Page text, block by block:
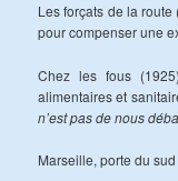
Les forçats de la
pour compenser une
Chez les fous
alimentaires et
n’est pas de nous
Marseille, porte du